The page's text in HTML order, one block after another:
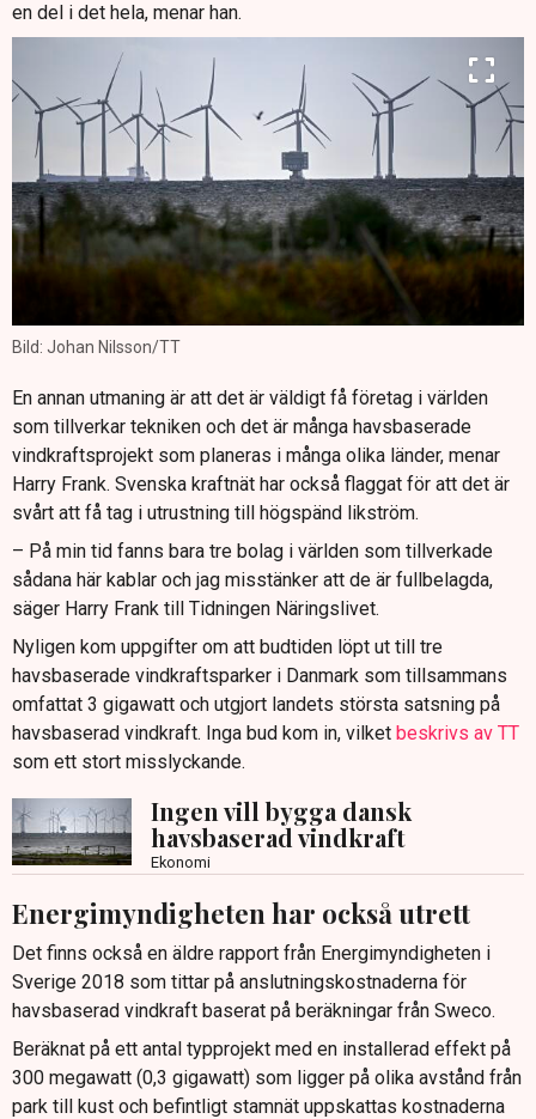
en del i det hela, menar han.
Bild: Johan Nilsson/TT
En annan utmaning är att det är väldigt få företag i världen
som tillverkar tekniken och det är många havsbaserade
vindkraftsprojekt som planeras i många olika länder, menar
Harry Frank. Svenska kraftnät har också flaggat för att det är
svårt att få tag i utrustning till högspänd likström.
– På min tid fanns bara tre bolag i världen som tillverkade
sådana här kablar och jag misstänker att de är fullbelagda,
säger Harry Frank till Tidningen Näringslivet.
Nyligen kom uppgifter om att budtiden löpt ut till tre
havsbaserade vindkraftsparker i Danmark som tillsammans
omfattat 3 gigawatt och utgjort landets största satsning på
havsbaserad vindkraft. Inga bud kom in, vilket beskrivs av TT
som ett stort misslyckande.
Ingen vill bygga dansk
havsbaserad vindkraft
Ekonomi
Energimyndigheten har också utrett
Det finns också en äldre rapport från Energimyndigheten i
Sverige 2018 som tittar på anslutningskostnaderna för
havsbaserad vindkraft baserat på beräkningar från Sweco.
Beräknat på ett antal typprojekt med en installerad effekt på
300 megawatt (0,3 gigawatt) som ligger på olika avstånd från
park till kust och befintligt stamnät uppskattas kostnaderna